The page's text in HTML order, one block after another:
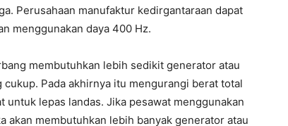
Perusahaan manufaktur kedirgantaraan dapat
menggunakan daya 400 Hz.
membutuhkan lebih sedikit generator atau
Pada akhirnya itu mengurangi berat total
untuk lepas landas. Jika pesawat menggunakan
akan membutuhkan lebih banyak generator atau